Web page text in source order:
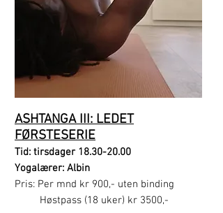
ASHTANGA III: LEDET
FØRSTESERIE
Tid: tirsdager 18.30-20.00
Yogalærer: Albin
Pris: Per mnd kr 900,- uten binding
Høstpass (18 uker) kr 3500,-